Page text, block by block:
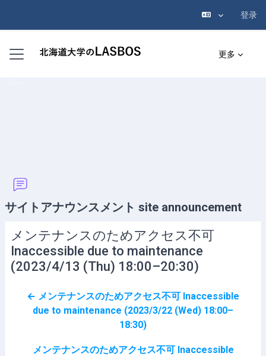
登录
停靠面板 更多
サイトアナウンスメント site announcement
メンテナンスのためアクセス不可
Inaccessible due to maintenance
(2023/4/13 (Thu) 18:00–20:30)
← メンテナンスのためアクセス不可 Inaccessible
due to maintenance (2023/3/22 (Wed) 18:00–
18:30)
メンテナンスのためアクセス不可 Inaccessible